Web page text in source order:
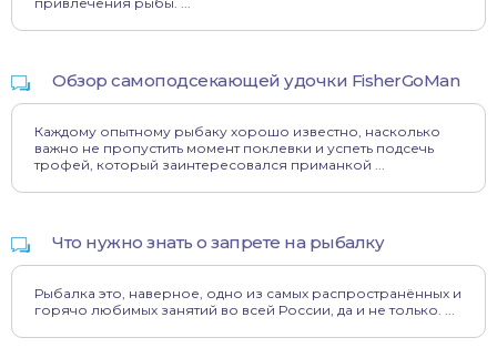
Обзор самоподсекающей удочки FisherGoMan
Каждому опытному рыбаку хорошо известно, насколько
важно не пропустить момент поклевки и успеть подсечь
трофей, который заинтересовался приманкой ...
Что нужно знать о запрете на рыбалку
Рыбалка это, наверное, одно из самых распространённых и
горячо любимых занятий во всей России, да и не только. ...